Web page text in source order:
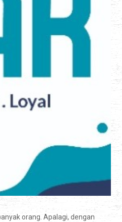
orang. Apalagi, dengan